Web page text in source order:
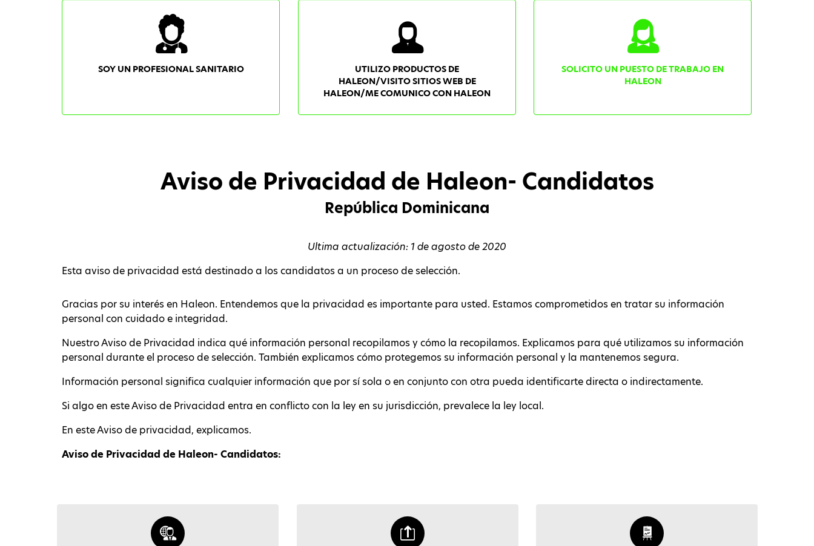
SOY UN PROFESIONAL SANITARIO
UTILIZO PRODUCTOS DE
HALEON/VISITO SITIOS WEB DE
HALEON/ME COMUNICO CON HALEON
SOLICITO UN PUESTO DE TRABAJO EN
HALEON
Aviso de Privacidad de Haleon- Candidatos
República Dominicana
Ultima actualización: 1 de agosto de 2020
Esta aviso de privacidad está destinado a los candidatos a un proceso de selección.
Gracias por su interés en Haleon. Entendemos que la privacidad es importante para usted. Estamos comprometidos en tratar su información
personal con cuidado e integridad.
Nuestro Aviso de Privacidad indica qué información personal recopilamos y cómo la recopilamos. Explicamos para qué utilizamos su información
personal durante el proceso de selección. También explicamos cómo protegemos su información personal y la mantenemos segura.
Información personal significa cualquier información que por sí sola o en conjunto con otra pueda identificarte directa o indirectamente.
Si algo en este Aviso de Privacidad entra en conflicto con la ley en su jurisdicción, prevalece la ley local.
En este Aviso de privacidad, explicamos.
Aviso de Privacidad de Haleon- Candidatos: